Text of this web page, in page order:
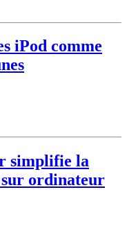
iPod comme
simplifie la
ordinateur